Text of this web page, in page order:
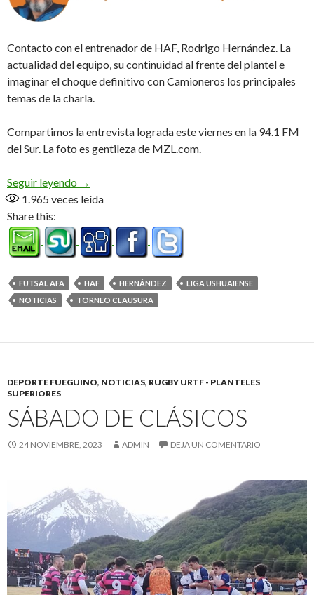
Contacto con el entrenador de HAF, Rodrigo Hernández. La
actualidad del equipo, su continuidad al frente del plantel e
imaginar el choque definitivo con Camioneros los principales
temas de la charla.
Compartimos la entrevista lograda este viernes en la 94.1 FM
del Sur. La foto es gentileza de MZL.com.
Seguir leyendo «Va a ser un partido difícil, muy estudiado»
→
1.965 veces leída
Share this:
FUTSAL AFA HAF HERNÁNDEZ
LIGA USHUAIENSE
NOTICIAS
TORNEO CLAUSURA
DEPORTE FUEGUINO, NOTICIAS, RUGBY URTF - PLANTELES
SUPERIORES
SÁBADO DE CLÁSICOS
24 NOVIEMBRE, 2023 ADMIN DEJA UN COMENTARIO